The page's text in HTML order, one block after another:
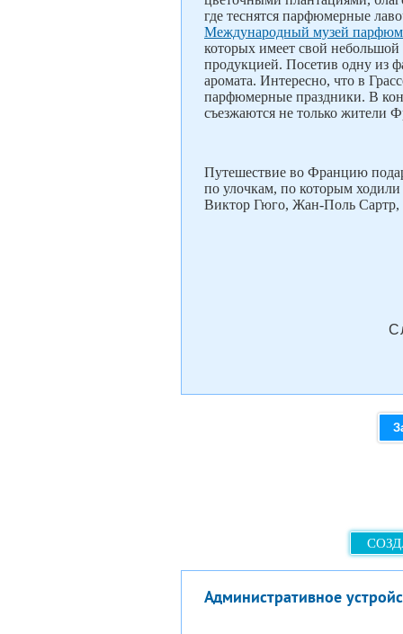
где теснятся парфюмерные
Международный музей
которых имеет свой
продукцией. Посетив одну из
аромата. Интересно, что в
парфюмерные праздники. В
съезжаются не только жители
Путешествие во Францию
по улочкам, по которым
Виктор Гюго, Жан-Поль Сартр,
Административное